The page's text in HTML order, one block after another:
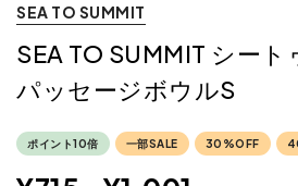
SEA TO SUMMIT
SEA TO SUMMIT シート
パッセージボウルS
ポイント10倍 一部SALE 30%OFF